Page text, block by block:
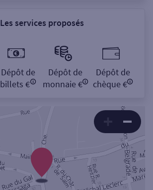
Les services proposés
Dépôt de
billets €
Dépôt de
monnaie €
Dépôt de
chèque €